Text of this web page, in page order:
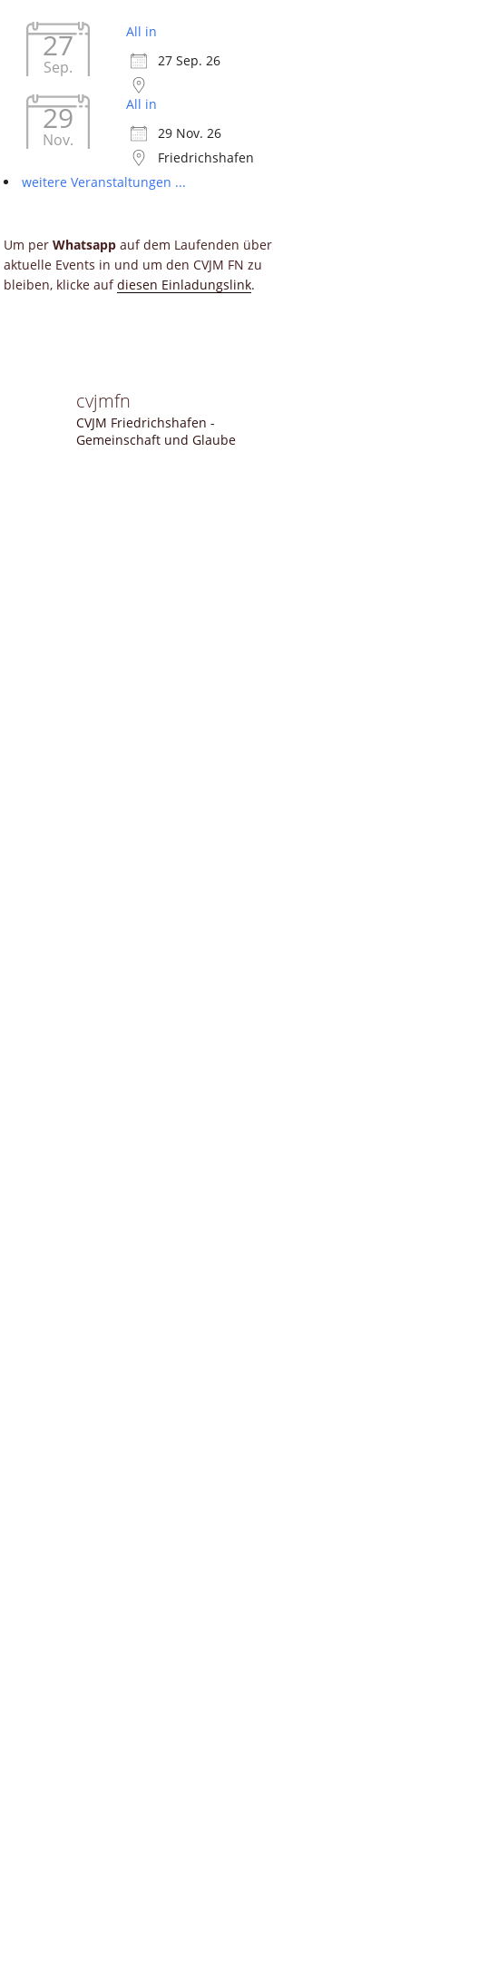
27
Sep.
All in
27 Sep. 26
29
Nov.
All in
29 Nov. 26
Friedrichshafen
weitere Veranstaltungen ...
Um per Whatsappauf dem Laufenden über
aktuelle Events in und um den CVJM FN zu
bleiben, klicke aufdiesen Einladungslink.
cvjmfn
CVJM Friedrichshafen -
Gemeinschaft und Glaube